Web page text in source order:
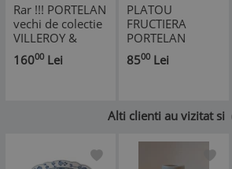
Rar !!! PORTELAN
vechi de colectie
VILLEROY &
BOCH DRESDEN
sfarsit de secol
16000 Lei
PLATOU
FRUCTIERA
PORTELAN
VILLEROY&BOCH
FINE CHINA 33
8500 Lei
Alti clienti au vizitat si